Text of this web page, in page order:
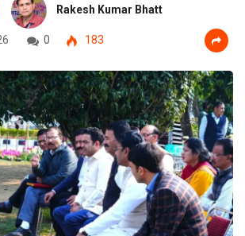
Rakesh Kumar Bhatt
0 183